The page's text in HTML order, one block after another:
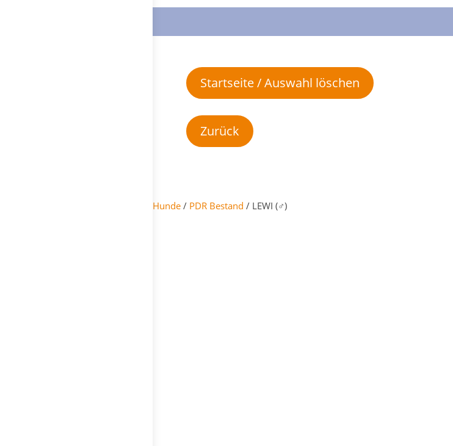
Startseite / Auswahl löschen
Hunde / PDR Bestand / LEWI (♂)